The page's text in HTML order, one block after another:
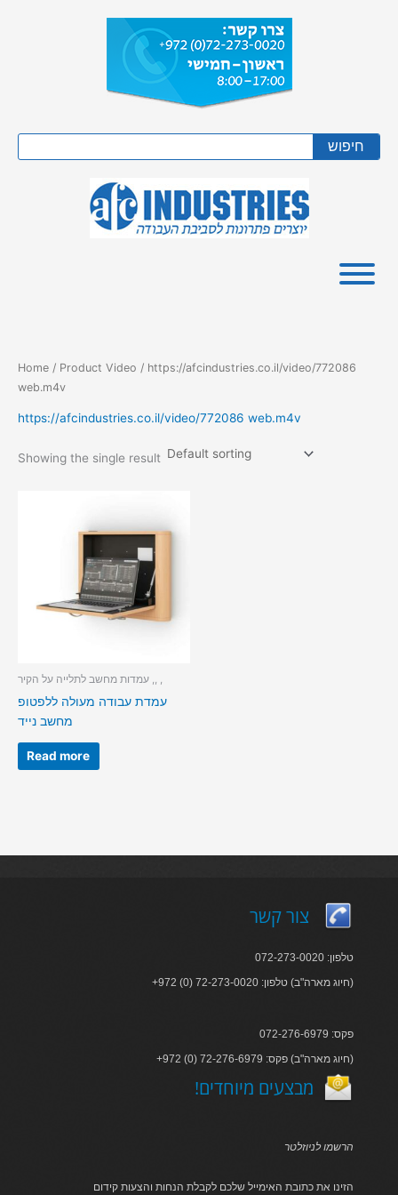
חיפוש
Home / Product Video / https://afcindustries.co.il/video/772086
web.m4v
https://afcindustries.co.il/video/772086 web.m4v
Showing the single result
עמדות מחשב לתלייה על הקיר ,, ,
עמדת עבודה מעולה ללפטופ
מחשב נייד
Read more
צור קשר
טלפון: 072-273-0020
+972 (0) 72-273-0020 :חיוג מארה"ב) טלפון)
פקס: 072-276-6979
+972 (0) 72-276-6979 :חיוג מארה"ב) פקס)
!מבצעים מיוחדים
הרשמו לניוזלטר
הזינו את כתובת האימייל שלכם לקבלת הנחות והצעות קידום